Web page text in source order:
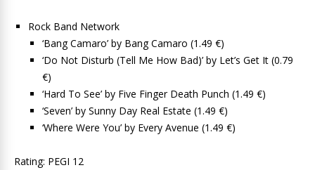
Rock Band Network
‘Bang Camaro’ by Bang Camaro (1.49 €)
‘Do Not Disturb (Tell Me How Bad)’ by Let’s Get It (0.79
€)
‘Hard To See’ by Five Finger Death Punch (1.49 €)
‘Seven’ by Sunny Day Real Estate (1.49 €)
‘Where Were You’ by Every Avenue (1.49 €)
Rating: PEGI 12